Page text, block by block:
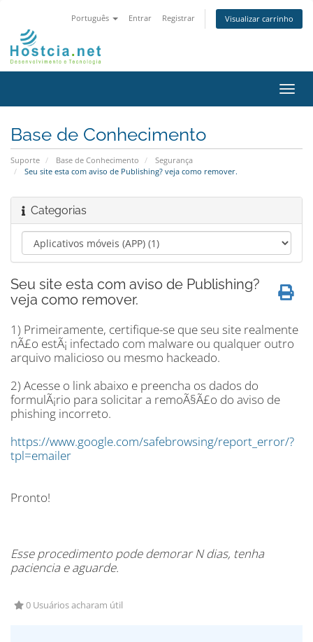
Português Entrar Registrar Visualizar carrinho
Base de Conhecimento
Suporte Base de Conhecimento
Segurança
Seu site esta com aviso de Publishing? veja como remover.
Categorias
Seu site esta com aviso de Publishing?
veja como remover.
1) Primeiramente, certifique-se que seu site realmente
nÃ£o estÃ¡ infectado com malware ou qualquer outro
arquivo malicioso ou mesmo hackeado.
2) Acesse o link abaixo e preencha os dados do
formulÃ¡rio para solicitar a remoÃ§Ã£o do aviso de
phishing incorreto.
https://www.google.com/safebrowsing/report_error/?
tpl=emailer
Pronto!
Esse procedimento pode demorar N dias, tenha
paciencia e aguarde.
0 Usuários acharam útil